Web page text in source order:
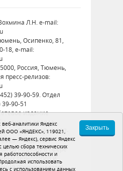
Л.Н. e-mail:
Осипенко, 81,
18, e-mail:
Россия, Тюмень,
пресс-релизов:
39-90-59. Отдел
90-51
издание
правда»,
СМИ Эл № ФС77-
г. выдано
по надзору в сфере
технологий и
(Роскомнадзор)
аналитики Яндекс
ООО «ЯНДЕКС», 119021,
— Яндекс), сервис Яндекс
целью сбора технических
работоспособности и
использовать
с использованием данных
Закрыть